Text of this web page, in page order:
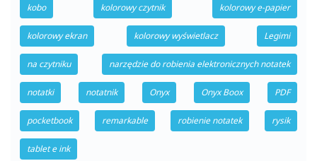
kobo kolorowy czytnik kolorowy e-papier
kolorowy ekran kolorowy wyświetlacz Legimi
na czytniku narzędzie do robienia elektronicznych notatek
notatki notatnik Onyx Onyx Boox PDF
pocketbook remarkable robienie notatek rysik
tablet e ink